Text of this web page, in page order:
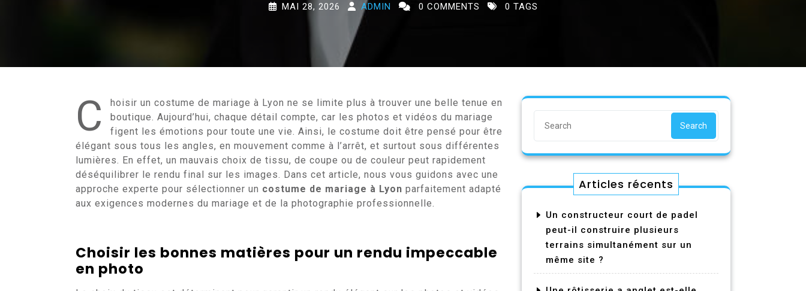
MAI 28, 2026 ADMIN 0 COMMENTS 0 TAGS
C
hoisir un costume de mariage à Lyon ne se limite plus à trouver une belle tenue en
boutique. Aujourd’hui, chaque détail compte, car les photos et vidéos du mariage
figent les émotions pour toute une vie. Ainsi, le costume doit être pensé pour être
élégant sous tous les angles, en mouvement comme à l’arrêt, et surtout sous différentes
lumières. En effet, un mauvais choix de tissu, de coupe ou de couleur peut rapidement
déséquilibrer le rendu final sur les images. Dans cet article, nous vous guidons avec une
approche experte pour sélectionner un costume de mariage à Lyon parfaitement adapté
aux exigences modernes du mariage et de la photographie professionnelle.
Choisir les bonnes matières pour un rendu impeccable
en photo
Search
Articles récents
Un constructeur court de padel
peut-il construire plusieurs
terrains simultanément sur un
même site ?